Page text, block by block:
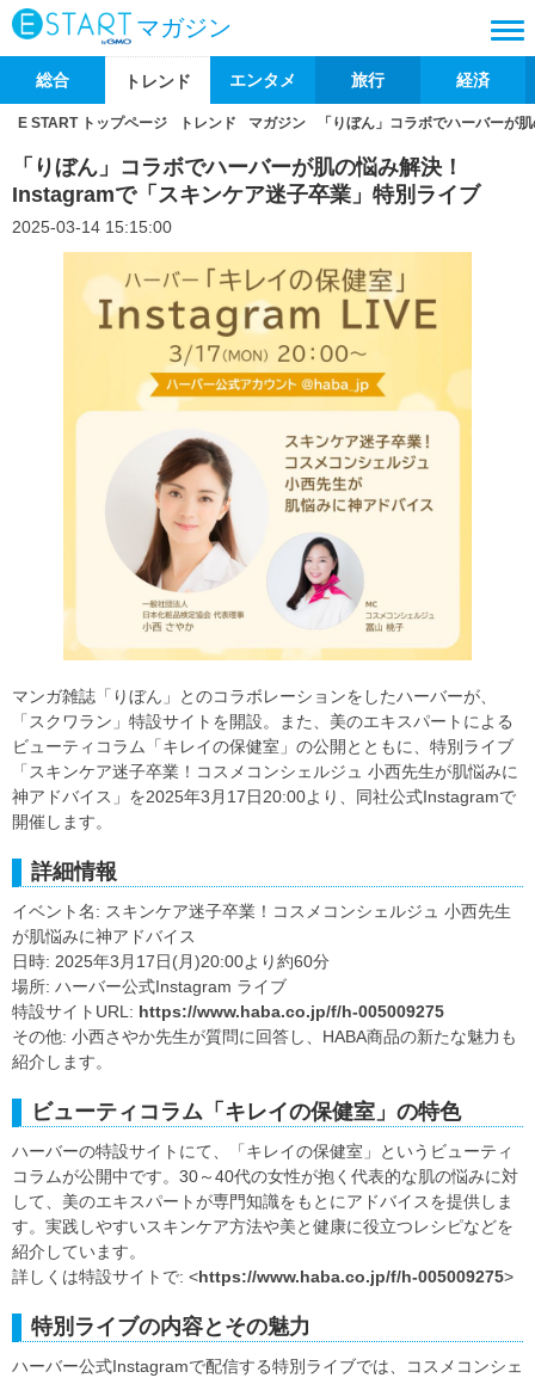
マガジン
総合 トレンド エンタメ 旅行 経済
E START トップページ トレンド マガジン 「りぼん」コラボでハーバーが
「りぼん」コラボでハーバーが肌の悩み解決！
Instagramで「スキンケア迷子卒業」特別ライブ
2025-03-14 15:15:00
マンガ雑誌「りぼん」とのコラボレーションをしたハーバーが、
「スクワラン」特設サイトを開設。また、美のエキスパートによる
ビューティコラム「キレイの保健室」の公開とともに、特別ライブ
「スキンケア迷子卒業！コスメコンシェルジュ 小西先生が肌悩みに
神アドバイス」を2025年3月17日20:00より、同社公式Instagramで
開催します。
詳細情報
イベント名: スキンケア迷子卒業！コスメコンシェルジュ 小西先生
が肌悩みに神アドバイス
日時: 2025年3月17日(月)20:00より約60分
場所: ハーバー公式Instagram ライブ
特設サイトURL: https://www.haba.co.jp/f/h-005009275
その他: 小西さやか先生が質問に回答し、HABA商品の新たな魅力も
紹介します。
ビューティコラム「キレイの保健室」の特色
ハーバーの特設サイトにて、「キレイの保健室」というビューティ
コラムが公開中です。30～40代の女性が抱く代表的な肌の悩みに対
して、美のエキスパートが専門知識をもとにアドバイスを提供しま
す。実践しやすいスキンケア方法や美と健康に役立つレシピなどを
紹介しています。
詳しくは特設サイトで: <https://www.haba.co.jp/f/h-005009275>
特別ライブの内容とその魅力
ハーバー公式Instagramで配信する特別ライブでは、コスメコンシェ